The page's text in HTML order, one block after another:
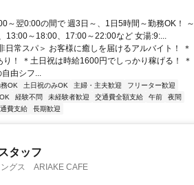
～翌0:00の間で 週3日～、1日5時間～勤務OK！ ～
13:00～18:00、17:00～22:00など 女湯:9:...
日常スパ＞ お客様に癒しを届けるアルバイト！ ＊
！ ＊土日祝は時給1600円でしっかり稼げる！ ＊
由シフ...
OK 土日祝のみOK 主婦・主夫歓迎
フリーター歓迎
経験不問 未経験者歓迎 交通費全額支給 午前
夜間
費支給 長期歓迎
タッフ
ングス ARIAKE CAFE